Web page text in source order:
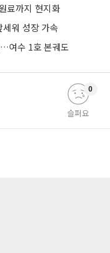
료까지 현지화
워 성장 가속
…여수 1호 본궤도
슬퍼요
0